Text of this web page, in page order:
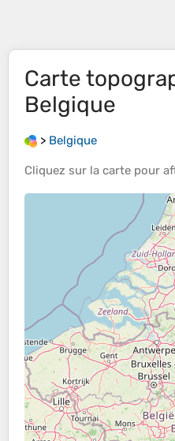
Carte
Belgique
> Belgique
Cliquez sur la carte pour